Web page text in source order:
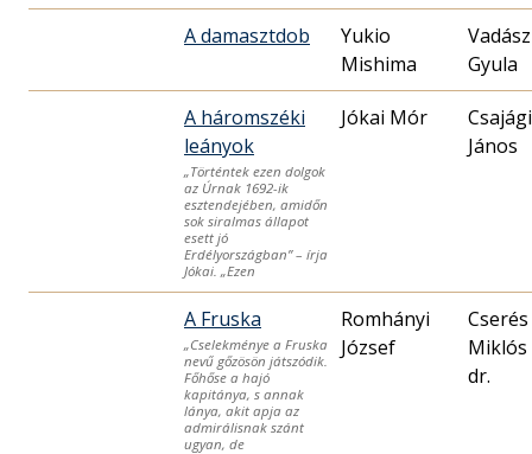
A damasztdob
Yukio
Mishima
Vadász
Gyula
A háromszéki
leányok
„Történtek ezen dolgok
az Úrnak 1692-ik
esztendejében, amidőn
sok siralmas állapot
esett jó
Erdélyországban” – írja
Jókai. „Ezen
Jókai Mór
Csajági
János
A Fruska
„Cselekménye a Fruska
nevű gőzösön játszódik.
Főhőse a hajó
kapitánya, s annak
lánya, akit apja az
admirálisnak szánt
ugyan, de
Romhányi
József
Cserés
Miklós
dr.